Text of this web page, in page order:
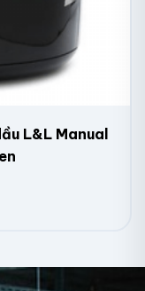
L&L Manual